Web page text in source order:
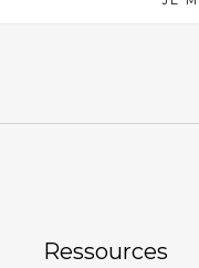
Ressources